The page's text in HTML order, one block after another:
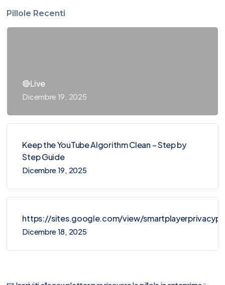
Pillole Recenti
🔴Live
Dicembre 19, 2025
Keep the YouTube Algorithm Clean – Step by
Step Guide
Dicembre 19, 2025
https://sites.google.com/view/
Dicembre 18, 2025